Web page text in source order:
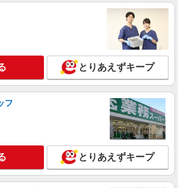
全支給(ガソリン代含む)＞
詳細を見る
ース 新宿本社 第2営業部
ケアでの介護士
時給：1450〜1650円 ※資格や経験面などによ
詳細を見る
とりあえずキープ
フ
とりあえずキープ